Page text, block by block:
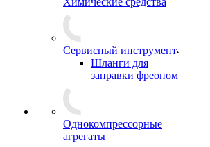
Сервисный инструмент
Шланги для
заправки фреоном
Однокомпрессорные
агрегаты